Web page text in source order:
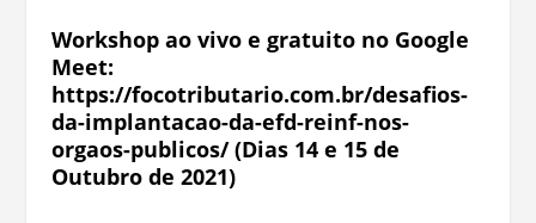
Workshop ao vivo e gratuito no Google
Meet:
https://focotributario.com.br/desafios-
da-implantacao-da-efd-reinf-nos-
orgaos-publicos/ (Dias 14 e 15 de
Outubro de 2021)